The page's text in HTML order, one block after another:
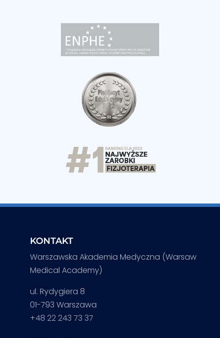
KONTAKT
Warszawska Akademia Medyczna (Warsaw
Medical Academy)
ul. Rydygiera 8
01-793 Warszawa
+48 22 243 73 37